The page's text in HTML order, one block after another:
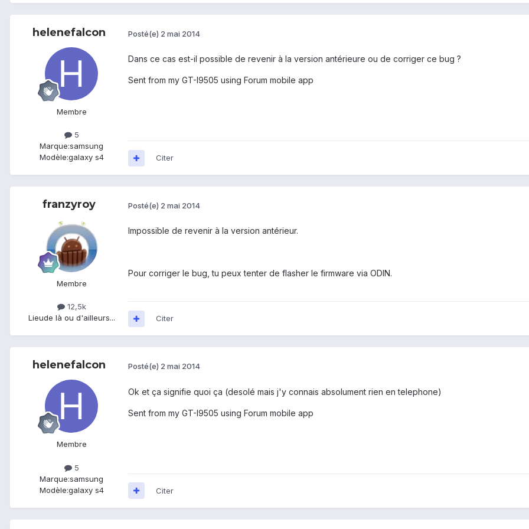
helenefalcon
Membre
5
Marque:samsung
Modèle:galaxy s4
Posté(e) 2 mai 2014
Dans ce cas est-il possible de revenir à la version antérieure ou de corriger ce bug ?
Sent from my GT-I9505 using Forum mobile app
Citer
franzyroy
Membre
12,5k
Lieude là ou d'ailleurs...
Posté(e) 2 mai 2014
Impossible de revenir à la version antérieur.
Pour corriger le bug, tu peux tenter de flasher le firmware via ODIN.
Citer
helenefalcon
Membre
5
Marque:samsung
Modèle:galaxy s4
Posté(e) 2 mai 2014
Ok et ça signifie quoi ça (desolé mais j'y connais absolument rien en telephone)
Sent from my GT-I9505 using Forum mobile app
Citer